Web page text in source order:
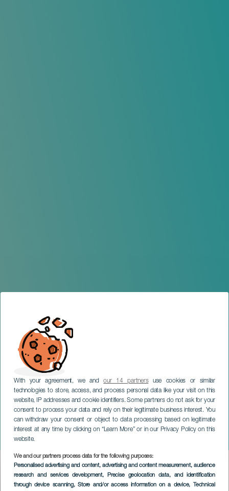
With your agreement, we andour 14 partnersuse cookies or similar
technologies to store, access, and process personal data like your visit on this
website, IP addresses and cookie identifiers. Some partners do not ask for your
consent to process your data and rely on their legitimate business interest. You
can withdraw your consent or object to data processing based on legitimate
interest at any time by clicking on “Learn More” or in our Privacy Policy on this
website.
We and our partners process data for the following purposes:
Personalised advertising and content, advertising and content measurement, audience
research and services development, Precise geolocation data, and identification
through device scanning, Store and/or access information on a device, Technical
Mararía la de Femés
LA PALMA
Imagen
Listado